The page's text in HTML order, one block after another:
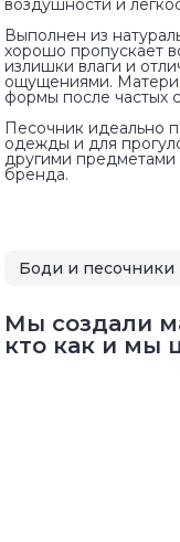
воздушности и
Выполнен из
хорошо пропускает
излишки влаги и
ощущениями.
формы после частых
Песочник идеально
одежды и для
другими предметами
бренда.
Боди и песочники
Мы создали
кто как и мы